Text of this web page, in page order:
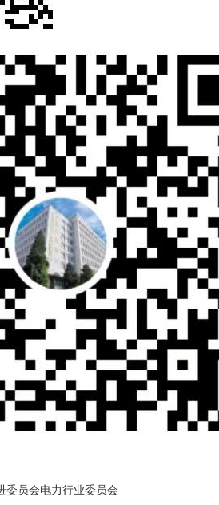
委员会电力行业委员会